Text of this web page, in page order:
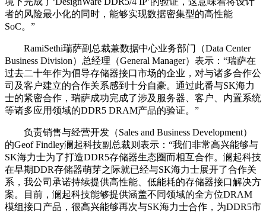
者的风险最小化的同时，能够实现数据密集型的高性能
SoC。”
RamiSethi瑞萨副总裁兼数据中心业务部门（Data Center
Business Division）总经理（General Manager）表示：“瑞萨在
过去二十年作为倡导存储器接口市场的企业，对与诸多合作公
司及客户建立的合作关系感到十分自豪。通过此番与SK海力
士的紧密合作，瑞萨成功完成了涉及服务器、客户、内置系统
等诸多应用领域的DDR5 DRAM产品的验证。”
负责销售与经营开发（Sales and Business Development）
的Geof Findley澜起科技副总裁则表示：“我们非常高兴能够与
SK海力士为了打造DDR5存储器生态圈而相互合作。澜起科技
在早期DDR存储器萌芽之际就已经与SK海力士展开了合作关
系，我公司承诺持续提供高性能、低能耗的存储器接口解决方
案。目前，澜起科技能够提供涵盖不同领域的全方位DRAM
模组接口产品，很高兴能够再次与SK海力士合作，为DDR5市